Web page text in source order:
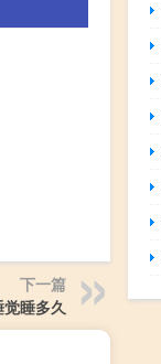
下一篇
睡多久